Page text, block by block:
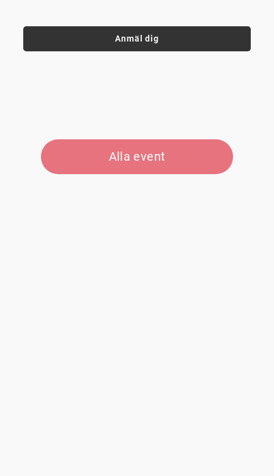
Anmäl dig
Alla event